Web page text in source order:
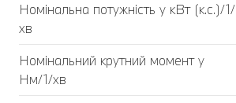
Номінальна потужність у кВт (к.с.)/1/
хв
Номінальний крутний момент у
Нм/1/хв